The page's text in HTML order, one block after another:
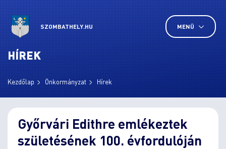
SZOMBATHELY.HU MENÜ
HÍREK
Kezdőlap Önkormányzat Hírek
Győrvári Edithre emlékeztek
születésének 100. évfordulóján